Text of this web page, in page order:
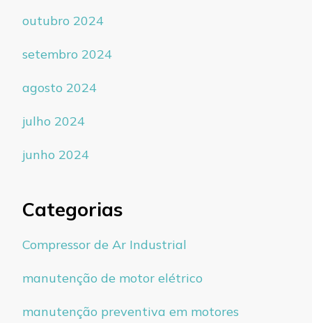
outubro 2024
setembro 2024
agosto 2024
julho 2024
junho 2024
Categorias
Compressor de Ar Industrial
manutenção de motor elétrico
manutenção preventiva em motores